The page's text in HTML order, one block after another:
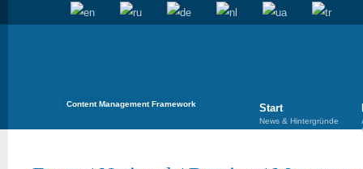
Content Management Framework Start
News & Hintergründe